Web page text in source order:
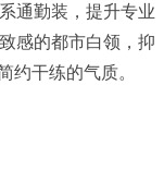
通勤装，提升专业
感的都市白领，抑
约干练的气质。